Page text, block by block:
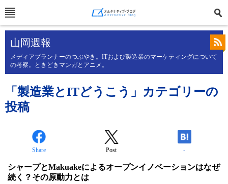
山岡週報
メディアプランナーのつぶやき。ITおよび製造業のマーケティングについて
の考察。ときどきマンガとアニメ。
「製造業とITどうこう」カテゴリーの
投稿
Share Post -
シャープとMakuakeによるオープンイノベーションはなぜ
続く？その原動力とは